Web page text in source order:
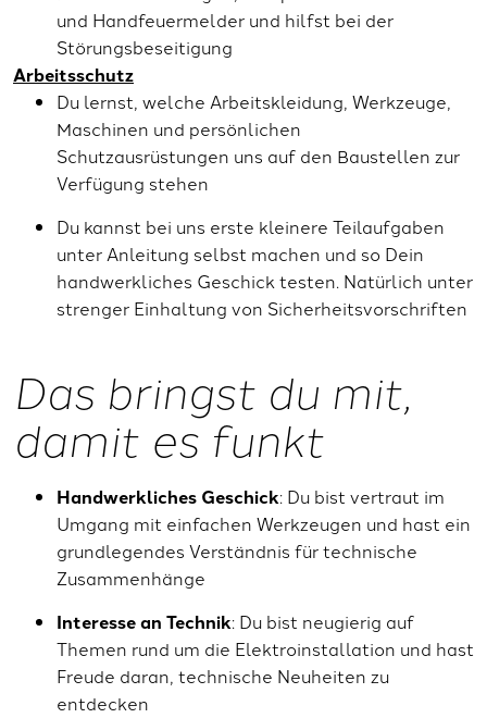
und Handfeuermelder und hilfst bei der
Störungsbeseitigung
Arbeitsschutz
Du lernst, welche Arbeitskleidung, Werkzeuge,
Maschinen und persönlichen
Schutzausrüstungen uns auf den Baustellen zur
Verfügung stehen
Du kannst bei uns erste kleinere Teilaufgaben
unter Anleitung selbst machen und so Dein
handwerkliches Geschick testen. Natürlich unter
strenger Einhaltung von Sicherheitsvorschriften
Das bringst du mit,
damit es funkt
Handwerkliches Geschick: Du bist vertraut im
Umgang mit einfachen Werkzeugen und hast ein
grundlegendes Verständnis für technische
Zusammenhänge
Interesse an Technik: Du bist neugierig auf
Themen rund um die Elektroinstallation und hast
Freude daran, technische Neuheiten zu
entdecken